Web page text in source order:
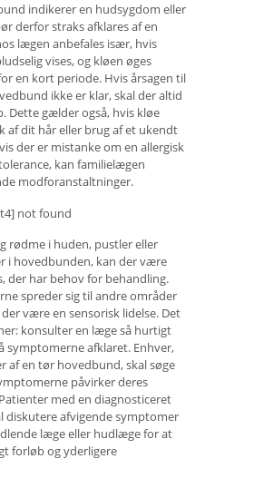
indikerer en hudsygdom eller
derfor straks afklares af en
lægen anbefales især, hvis
vises, og kløen øges
en kort periode. Hvis årsagen til
ikke er klar, skal der altid
Dette gælder også, hvis kløe
af dit hår eller brug af et ukendt
der er mistanke om en allergisk
kan familielægen
modforanstaltninger.
not found
rødme i huden, pustler eller
i hovedbunden, kan der være
der har behov for behandling.
spreder sig til andre områder
være en sensorisk lidelse. Det
konsulter en læge så hurtigt
symptomerne afklaret. Enhver,
af en tør hovedbund, skal søge
påvirker deres
med en diagnosticeret
diskutere afvigende symptomer
læge eller hudlæge for at
forløb og yderligere